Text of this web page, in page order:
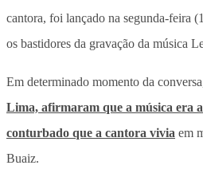
cantora, foi lançado na segunda-feira
os bastidores da gravação da música
Em determinado momento da
Lima, afirmaram que a música era
conturbado que a cantora vivia em
Buaiz.